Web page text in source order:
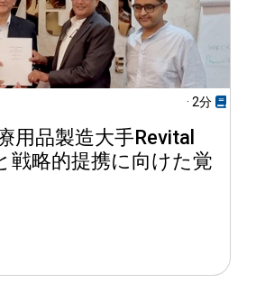
· 2分
用品製造大手Revital
戦略的提携に向けた覚